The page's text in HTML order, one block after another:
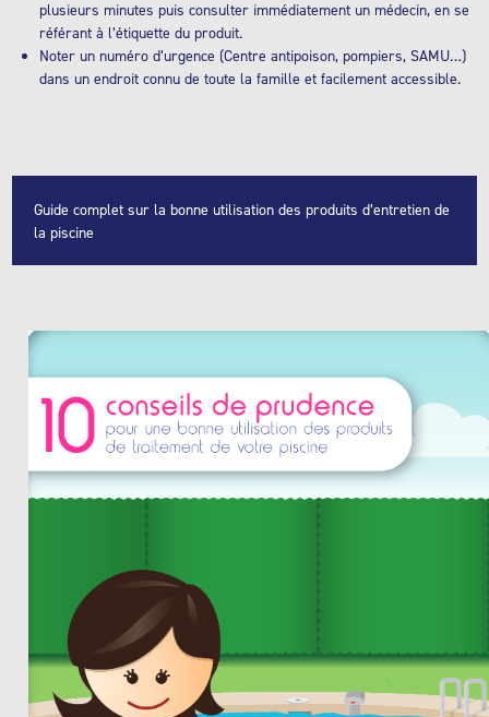
plusieurs minutes puis consulter immédiatement un médecin, en se
référant à l’étiquette du produit.
Noter un numéro d’urgence (Centre antipoison, pompiers, SAMU…)
dans un endroit connu de toute la famille et facilement accessible.
Guide complet sur la bonne utilisation des produits d’entretien de
la piscine